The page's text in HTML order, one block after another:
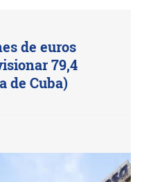
de euros
79,4
de Cuba)